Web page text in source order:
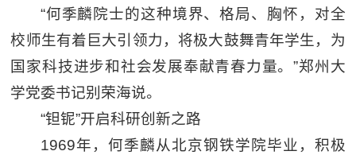
“何季麟院士的这种境界、格局、胸怀，对全
校师生有着巨大引领力，将极大鼓舞青年学生，为
国家科技进步和社会发展奉献青春力量。”郑州大
学党委书记别荣海说。
“钽铌”开启科研创新之路
1969年，何季麟从北京钢铁学院毕业，积极